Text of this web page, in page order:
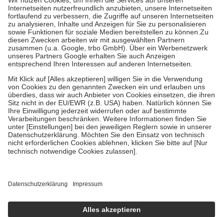
Kosten der Leistung zu entrichten.
Diese Regeln gelten grundsätzlich auch für Online-Apotheken.
Bei Heilmitteln und häuslicher Krankenpflege beträgt die
Zuzahlung zehn Prozent der Kosten sowie zehn Euro je
Verordnung.
Um das Engagement der Versicherten für ihre eigene Gesundheit zu
stärken und die besondere Stellung der Familie zu unterstützen,
fallenkeine Zuzahlungenan bei:
• Kindern und Jugendlichen bis zum vollendeten 18. Lebensjahr
mit Ausnahme der Fahrkosten
• Untersuchungen zur Vorsorge und Früherkennung, die von der
GKV getragen werden
• empfohlenen Schutzimpfungen
• Harn- und Blutteststreifen
getroffen, um sicherzustellen, dass es sich um echte Bewertungen
https://help.etrusted.com/hc/de/articles/4419944605341